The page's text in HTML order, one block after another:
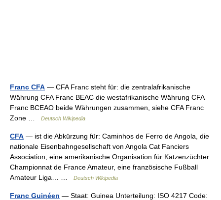
Franc CFA — CFA Franc steht für: die zentralafrikanische
Währung CFA Franc BEAC die westafrikanische Währung CFA
Franc BCEAO beide Währungen zusammen, siehe CFA Franc
Zone …
Deutsch Wikipedia
CFA — ist die Abkürzung für: Caminhos de Ferro de Angola, die
nationale Eisenbahngesellschaft von Angola Cat Fanciers
Association, eine amerikanische Organisation für Katzenzüchter
Championnat de France Amateur, eine französische Fußball
Amateur Liga… …
Deutsch Wikipedia
Franc Guinéen — Staat: Guinea Unterteilung: ISO 4217 Code: